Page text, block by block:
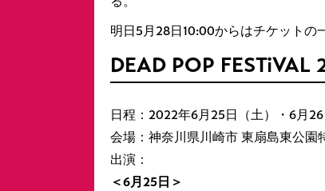
明日5月28日10:00からはチケットの
DEAD POP FESTiVAL
日程：2022年6月25日（土）・6月26
会場：神奈川県川崎市 東扇島東公園
出演：
＜6月25日＞